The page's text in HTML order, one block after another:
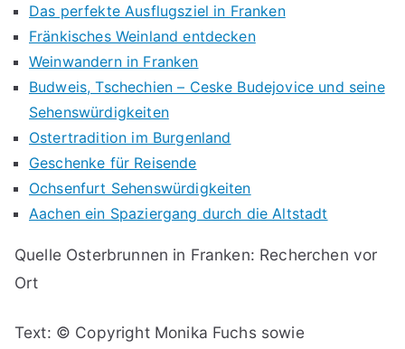
Das perfekte Ausflugsziel in Franken
Fränkisches Weinland entdecken
Weinwandern in Franken
Budweis, Tschechien – Ceske Budejovice und seine
Sehenswürdigkeiten
Ostertradition im Burgenland
Geschenke für Reisende
Ochsenfurt Sehenswürdigkeiten
Aachen ein Spaziergang durch die Altstadt
Quelle Osterbrunnen in Franken: Recherchen vor
Ort
Text: © Copyright Monika Fuchs sowie